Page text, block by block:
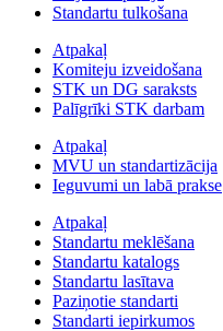
Standartu tulkošana
Atpakaļ
Komiteju izveidošana
STK un DG saraksts
Palīgrīki STK darbam
Atpakaļ
MVU un standartizācija
Ieguvumi un labā prakse
Atpakaļ
Standartu meklēšana
Standartu katalogs
Standartu lasītava
Paziņotie standarti
Standarti iepirkumos